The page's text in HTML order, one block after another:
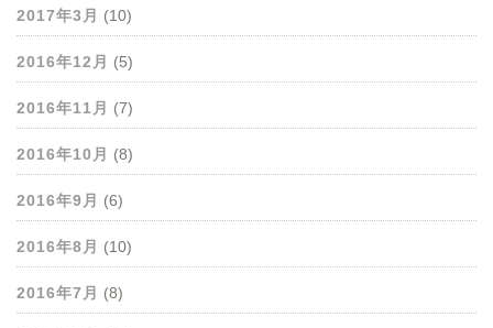
2017年3月 (10)
2016年12月 (5)
2016年11月 (7)
2016年10月 (8)
2016年9月 (6)
2016年8月 (10)
2016年7月 (8)